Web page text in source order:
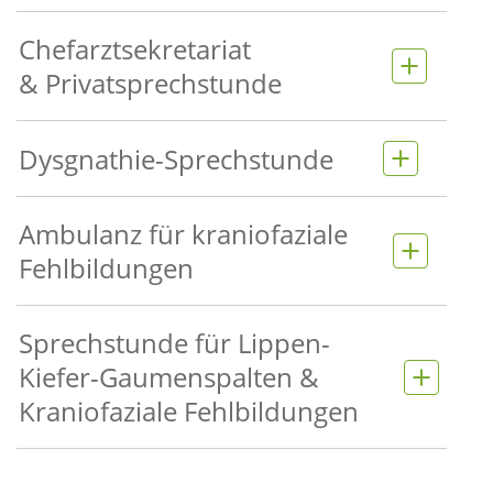
Chefarztsekretariat
& Privatsprechstunde
Dysgnathie-Sprechstunde
Ambulanz für kraniofaziale
Fehlbildungen
Sprechstunde für Lippen-
Kiefer-Gaumenspalten &
Kraniofaziale Fehlbildungen